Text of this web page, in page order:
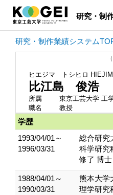
研究・制
研究・制作業績システム
ヒエジマ トシヒロ
比江島 俊浩
所属
東京工芸大学 工
職名
教授
学歴
1993/04/01～
1996/03/31
総合研究
科学研究
修了 博士
1988/04/01～
1990/03/31
熊本大学
理学研究